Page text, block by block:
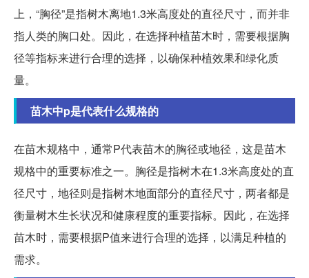
上，“胸径”是指树木离地1.3米高度处的直径尺寸，而并非
指人类的胸口处。因此，在选择种植苗木时，需要根据胸
径等指标来进行合理的选择，以确保种植效果和绿化质
量。
苗木中p是代表什么规格的
在苗木规格中，通常P代表苗木的胸径或地径，这是苗木
规格中的重要标准之一。胸径是指树木在1.3米高度处的直
径尺寸，地径则是指树木地面部分的直径尺寸，两者都是
衡量树木生长状况和健康程度的重要指标。因此，在选择
苗木时，需要根据P值来进行合理的选择，以满足种植的
需求。